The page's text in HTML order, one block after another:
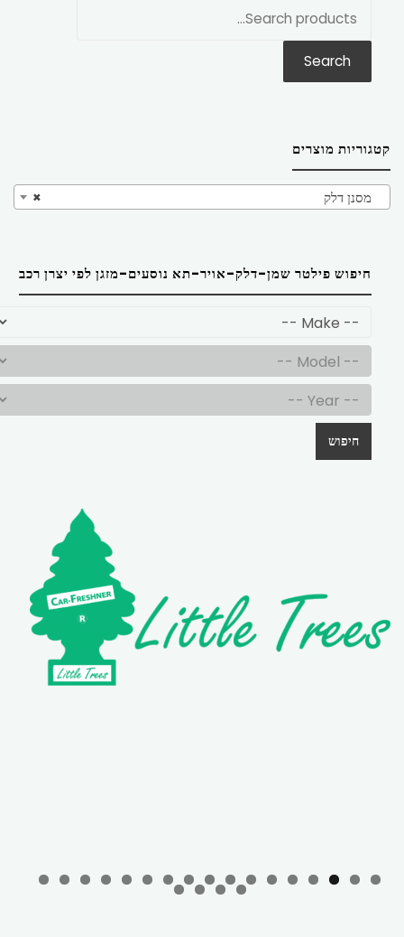
Search
קטגוריות מוצרים
× מסנן דלק
חיפוש פילטר שמן-דלק-אויר-תא נוסעים-מזגן לפי יצרן רכב
חיפוש